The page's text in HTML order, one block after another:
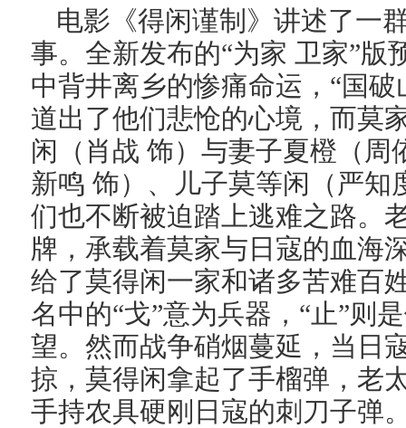
电影《得闲谨制》讲述了一
事。全新发布的“为家 卫家”版
中背井离乡的惨痛命运，“国
道出了他们悲怆的心境，而莫
闲（肖战 饰）与妻子夏橙（
新鸣 饰）、儿子莫等闲（严
们也不断被迫踏上逃难之路。
牌，承载着莫家与日寇的血海
给了莫得闲一家和诸多苦难百
名中的“戈”意为兵器，“止”则
望。然而战争硝烟蔓延，当日
掠，莫得闲拿起了手榴弹，老
手持农具硬刚日寇的刺刀子弹